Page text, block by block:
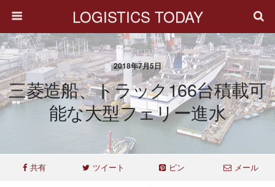
LOGISTICS TODAY
2018年7月5日
三菱造船、トラック166台積載可
能な大型フェリー進水
共有 ツイート ピン メール